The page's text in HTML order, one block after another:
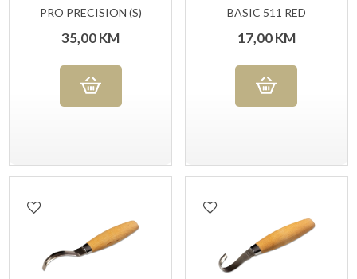
PRO PRECISION (S)
35,00KM
BASIC 511 RED
17,00KM